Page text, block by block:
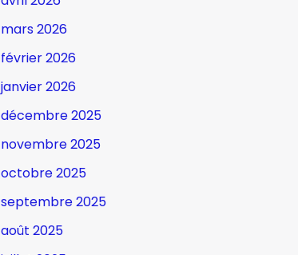
mars 2026
février 2026
janvier 2026
décembre 2025
novembre 2025
octobre 2025
septembre 2025
août 2025